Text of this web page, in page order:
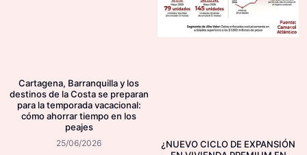
Cartagena, Barranquilla y los
destinos de la Costa se preparan
para la temporada vacacional:
cómo ahorrar tiempo en los
peajes
25/06/2026
¿NUEVO CICLO DE EXPANSIÓN